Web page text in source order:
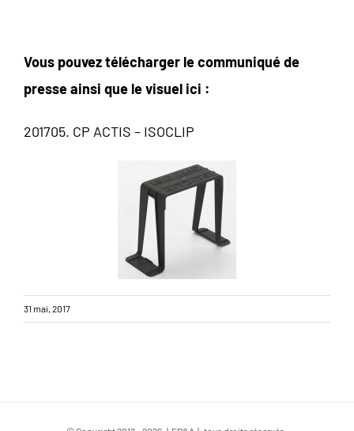
Vous pouvez télécharger le communiqué de
presse ainsi que le visuel ici :
201705. CP ACTIS – ISOCLIP
31 mai, 2017